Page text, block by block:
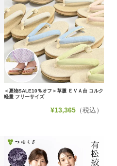
＜夏物SALE10％オフ＞草履 ＥＶＡ台 コルク
軽量 フリーサイズ
¥13,365（税込）